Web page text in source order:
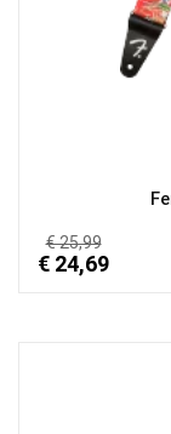
€ 25,99
€ 24,69